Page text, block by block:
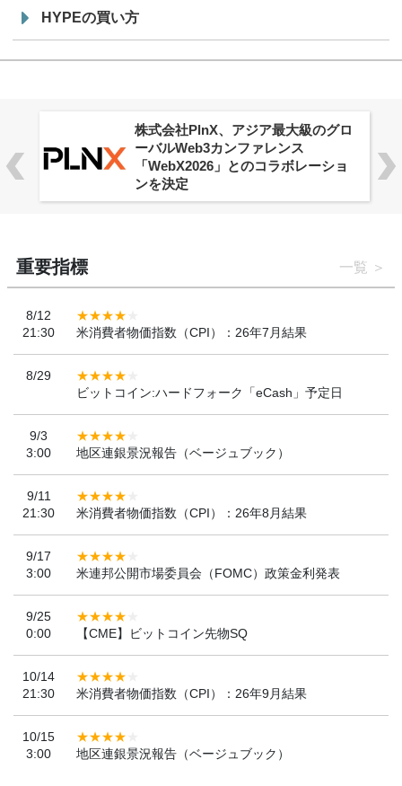
HYPEの買い方
株式会社PlnX、アジア最大級のグロ
ーバルWeb3カンファレンス
「WebX2026」とのコラボレーショ
ンを決定
重要指標 一覧
8/12
21:30
米消費者物価指数（CPI）：26年7月結果
8/29
ビットコイン:ハードフォーク「eCash」予定日
9/3
3:00
地区連銀景況報告（ベージュブック）
9/11
21:30
米消費者物価指数（CPI）：26年8月結果
9/17
3:00
米連邦公開市場委員会（FOMC）政策金利発表
9/25
0:00
【CME】ビットコイン先物SQ
10/14
21:30
米消費者物価指数（CPI）：26年9月結果
10/15
3:00
地区連銀景況報告（ベージュブック）